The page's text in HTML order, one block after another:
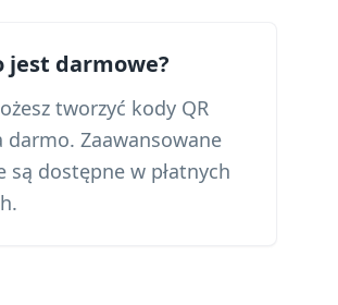
jest darmowe?
tworzyć kody QR
darmo. Zaawansowane
są dostępne w płatnych